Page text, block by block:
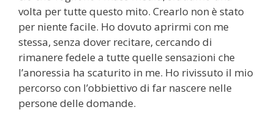
volta per tutte questo mito. Crearlo non è stato
per niente facile. Ho dovuto aprirmi con me
stessa, senza dover recitare, cercando di
rimanere fedele a tutte quelle sensazioni che
l’anoressia ha scaturito in me. Ho rivissuto il mio
percorso con l’obbiettivo di far nascere nelle
persone delle domande.